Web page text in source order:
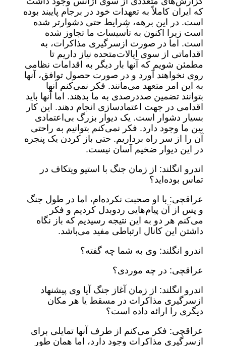
که ایران کاملاً به تعهدات خود در برجام پایبند بوده
است. در این برهه، شرایط حتی دشوارتر شده
است زیرا اکنون به تأسیسات ما تجاوز شده
است. اما در صورت ازسرگیری مذاکرات، به
اقداماتی از سوی ایالات‌متحده نیاز داریم تا
مطمئن شویم که آنها بار دیگر به اقدامات نظامی
روی نخواهند آورد و در صورت حصول توافق، آنها
به این امر متعهد می‌مانند. فکر نمی‌کنم آنها
بتوانند تضمین صددرصدی به ما بدهند. اما آنها باید
اقدامی در جهت اعتمادسازی انجام دهند. این کار
بسیار دشوار است. یک دیوار بزرگ بی‌اعتمادی
بین ما وجود دارد. فکر نمی‌کنم بتوانیم به راحتی
آن را از سر راه برداریم. حتی باز کردن یک پنجره
در این دیوار ضخیم آسان نیست.
اندرو انگلند: از زمان جنگ با استیو ویتکاف در
تماس بوده‌اید؟
عراقچی: با او صحبت نکرده‌ام، اما در طول جنگ
و پس از آن پیام‌هایی ردوبدل کردیم و فکر
می‌کنم هر دو به این نتیجه رسیدیم که باز نگاه
داشتن این کانال ارتباطی مفید می‌باشد.
اندرو انگلند: وی به شما چه گفته؟
عراقچی: در چه موردی؟
اندرو انگلند: از زمان آغاز جنگ آیا وی پیشنهاد
ازسرگیری مذاکرات در مسقط یا هر مکان
دیگری را ارائه داده است؟
عراقچی: فکر می‌کنم از طرف آنها تمایلی برای
ازسرگیری مذاکرات وجود دارد، اما همان طور